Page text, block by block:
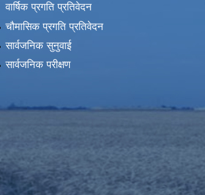
वार्षिक प्रगति प्रतिवेदन
चौमासिक प्रगति प्रतिवेदन
सार्वजनिक सुनुवाई
सार्वजनिक परीक्षण